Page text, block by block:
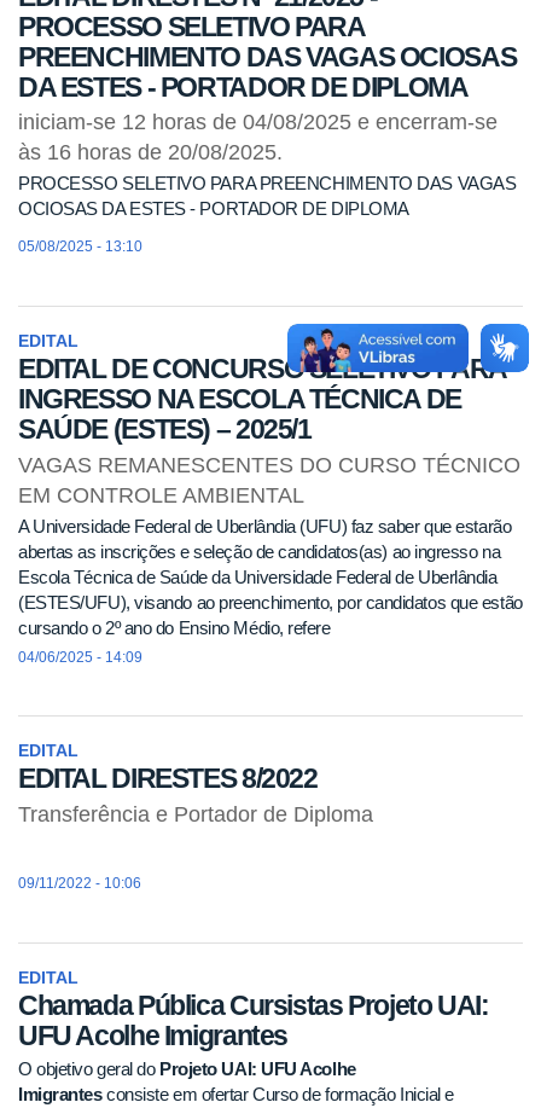
PROCESSO SELETIVO PARA
PREENCHIMENTO DAS VAGAS OCIOSAS
DA ESTES - PORTADOR DE DIPLOMA
iniciam-se 12 horas de 04/08/2025 e encerram-se
às 16 horas de 20/08/2025.
PROCESSO SELETIVO PARA PREENCHIMENTO DAS VAGAS
OCIOSAS DA ESTES - PORTADOR DE DIPLOMA
05/08/2025 - 13:10
EDITAL
EDITAL DE CONCURSO SELETIVO PARA
INGRESSO NA ESCOLA TÉCNICA DE
SAÚDE (ESTES) – 2025/1
VAGAS REMANESCENTES DO CURSO TÉCNICO
EM CONTROLE AMBIENTAL
A Universidade Federal de Uberlândia (UFU) faz saber que estarão
abertas as inscrições e seleção de candidatos(as) ao ingresso na
Escola Técnica de Saúde da Universidade Federal de Uberlândia
(ESTES/UFU), visando ao preenchimento, por candidatos que estão
cursando o 2º ano do Ensino Médio, refere
04/06/2025 - 14:09
EDITAL
EDITAL DIRESTES 8/2022
Transferência e Portador de Diploma
09/11/2022 - 10:06
EDITAL
Chamada Pública Cursistas Projeto UAI:
UFU Acolhe Imigrantes
O objetivo geral do Projeto UAI: UFU Acolhe
Imigrantesconsiste em ofertar Curso de formação Inicial e